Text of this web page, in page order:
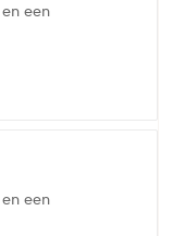
een
een